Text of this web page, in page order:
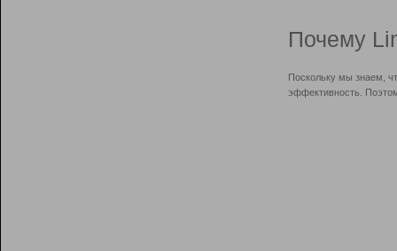
Почему
Поскольку мы знаем,
эффективность.